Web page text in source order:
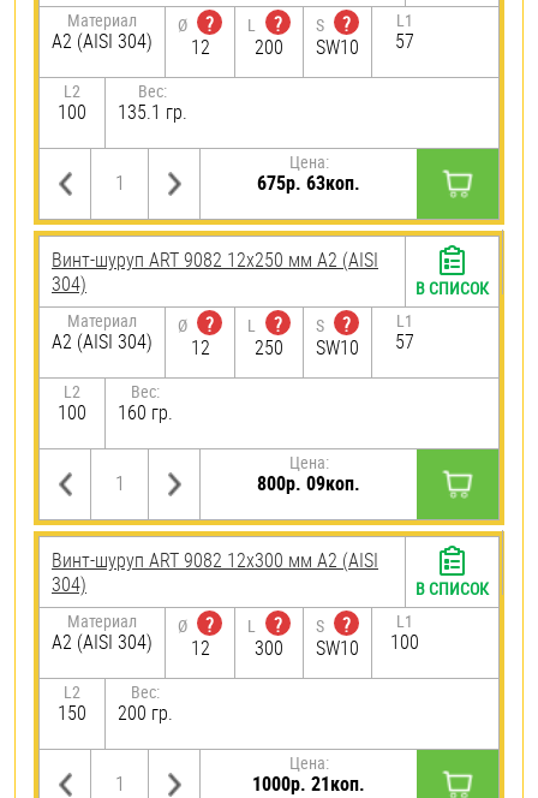
Материал
А2 (AISI 304)
Ø
?
12
L
?
200
S
?
SW10
L1
57
L2
100
Вес:
135.1 гр.
Цена:
675р. 63коп.
Винт-шуруп ART 9082 12х250 мм А2 (AISI
304)
Материал
А2 (AISI 304)
Ø
?
12
L
?
250
S
?
SW10
L1
57
L2
100
Вес:
160 гр.
Цена:
800р. 09коп.
В СПИСОК
Винт-шуруп ART 9082 12х300 мм А2 (AISI
304)
Материал
А2 (AISI 304)
Ø
?
12
L
?
300
S
?
SW10
L1
100
L2
150
Вес:
200 гр.
Цена:
1000р. 21коп.
В СПИСОК